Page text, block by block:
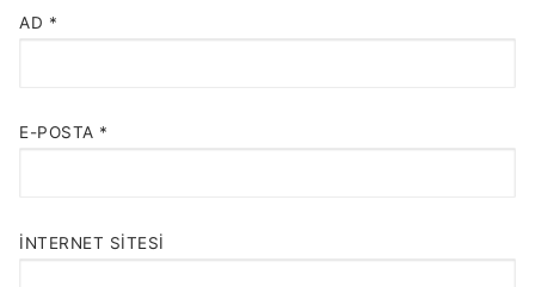
AD *
E-POSTA *
İNTERNET SITESI